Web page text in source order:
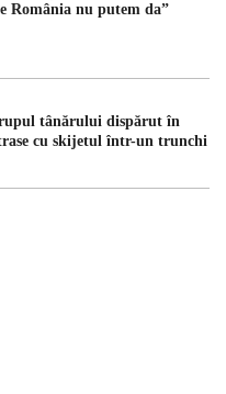
România nu putem da”
tânărului dispărut în
cu skijetul într-un trunchi